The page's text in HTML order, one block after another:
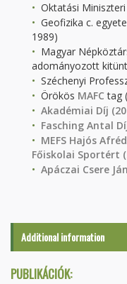
Oktatási
Geofizika c.
1989)
Magyar
adományozott
Széchenyi
Örökös MAFC tag
Akadémiai Díj
Fasching Antal
MEFS Hajós
Főiskolai Sportért
Apáczai Csere
Additional information
PUBLIKÁCIÓK: